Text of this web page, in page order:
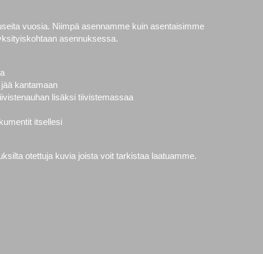
vuosia. Niimpä asennamme kuin asentaisimme
asennuksessa.
kantamaan
lisäksi tiivistemassaa
itsellesi
otettuja kuvia joista voit tarkistaa laatuamme.